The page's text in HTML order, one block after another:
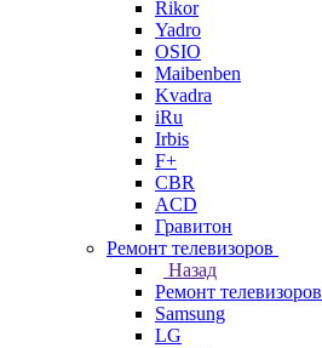
Rikor
Yadro
OSIO
Maibenben
Kvadra
iRu
Irbis
F+
CBR
ACD
Гравитон
Ремонт телевизоров
Назад
Ремонт телевизоров
Samsung
LG